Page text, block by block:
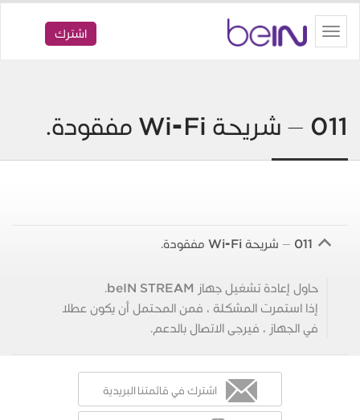
Toggle
navigation
اشترك
011 – شريحة Wi-Fi مفقودة.
B 011 – شريحة Wi-Fi مفقودة.
حاول إعادة تشغيل جهاز beIN STREAM.
إذا استمرت المشكلة ، فمن المحتمل أن يكون عطلا
في الجهاز ، فيرجى الاتصال بالدعم.
اشترك في قائمتنا البريدية